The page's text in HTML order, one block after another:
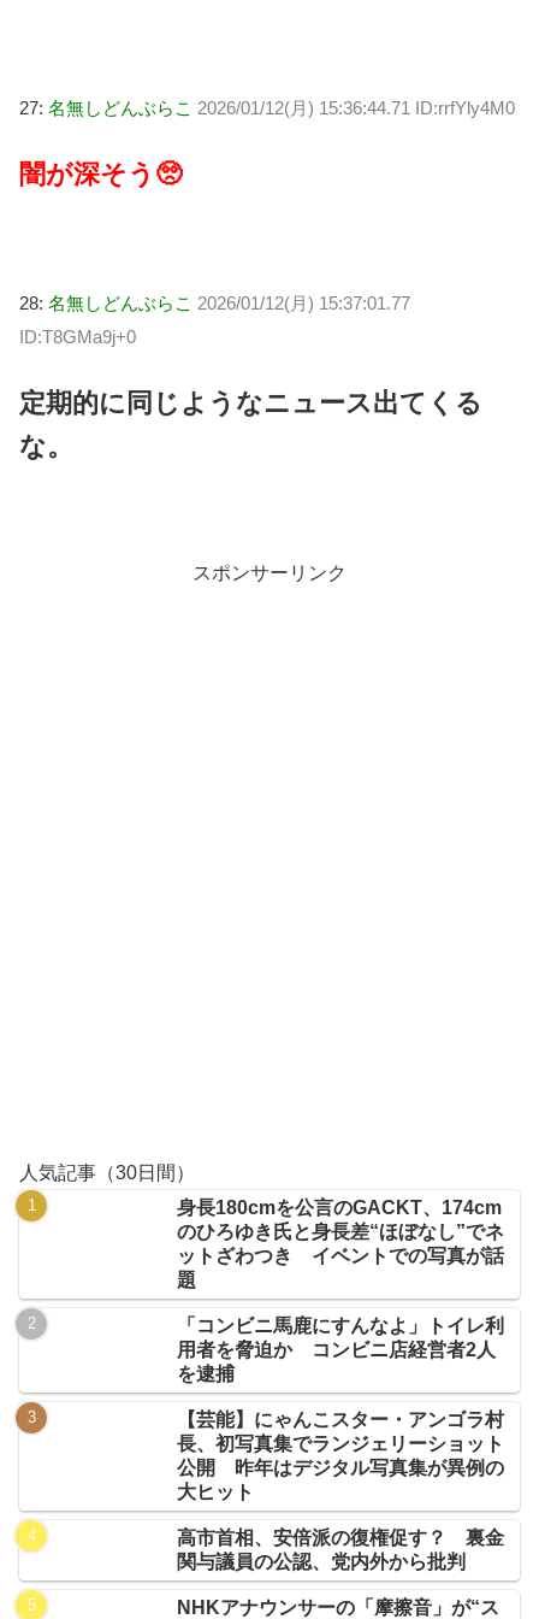
27: 名無しどんぶらこ 2026/01/12(月) 15:36:44.71 ID:rrfYly4M0
闇が深そう🥺
28: 名無しどんぶらこ 2026/01/12(月) 15:37:01.77
ID:T8GMa9j+0
定期的に同じようなニュース出てくる
な。
スポンサーリンク
人気記事（30日間）
身長180cmを公言のGACKT、174cm
のひろゆき氏と身長差“ほぼなし”でネ
ットざわつき イベントでの写真が話
題
「コンビニ馬鹿にすんなよ」トイレ利
用者を脅迫か コンビニ店経営者2人
を逮捕
【芸能】にゃんこスター・アンゴラ村
長、初写真集でランジェリーショット
公開 昨年はデジタル写真集が異例の
大ヒット
高市首相、安倍派の復権促す？ 裏金
関与議員の公認、党内外から批判
NHKアナウンサーの「摩擦音」が“ス